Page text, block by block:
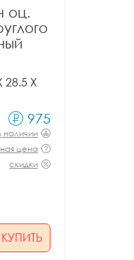
оц.
X
975
наличии
цена
скидки
КУПИТЬ